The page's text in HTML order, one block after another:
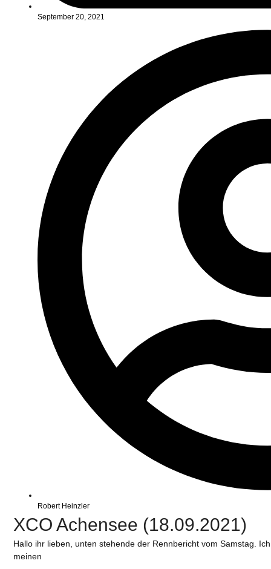
September 20, 2021
Robert Heinzler
XCO Achensee (18.09.2021)
Hallo ihr lieben, unten stehende der Rennbericht vom Samstag.
meinen